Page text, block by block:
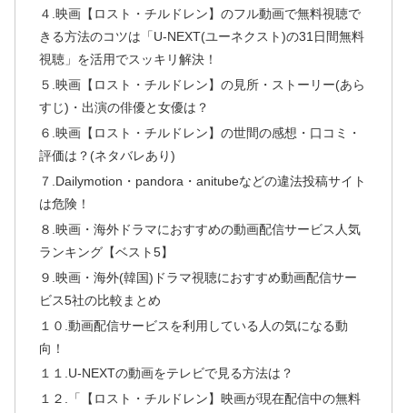
４.映画【ロスト・チルドレン】のフル動画で無料視聴で
きる方法のコツは「U-NEXT(ユーネクスト)の31日間無料
視聴」を活用でスッキリ解決！
５.映画【ロスト・チルドレン】の見所・ストーリー(あら
すじ)・出演の俳優と女優は？
６.映画【ロスト・チルドレン】の世間の感想・口コミ・
評価は？(ネタバレあり)
７.Dailymotion・pandora・anitubeなどの違法投稿サイト
は危険！
８.映画・海外ドラマにおすすめの動画配信サービス人気
ランキング【ベスト5】
９.映画・海外(韓国)ドラマ視聴におすすめ動画配信サー
ビス5社の比較まとめ
１０.動画配信サービスを利用している人の気になる動
向！
１１.U-NEXTの動画をテレビで見る方法は？
１２.「【ロスト・チルドレン】映画が現在配信中の無料